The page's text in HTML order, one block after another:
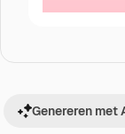
Genereren met